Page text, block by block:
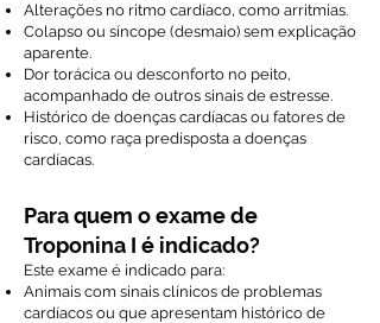
Alterações no ritmo cardíaco, como arritmias.
Colapso ou síncope (desmaio) sem explicação
aparente.
Dor torácica ou desconforto no peito,
acompanhado de outros sinais de estresse.
Histórico de doenças cardíacas ou fatores de
risco, como raça predisposta a doenças
cardíacas.
Para quem o exame de
Troponina I é indicado?
Este exame é indicado para:
Animais com sinais clínicos de problemas
cardíacos ou que apresentam histórico de